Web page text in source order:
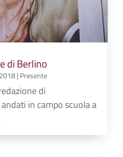
di Berlino
| Presente
di
in campo scuola a